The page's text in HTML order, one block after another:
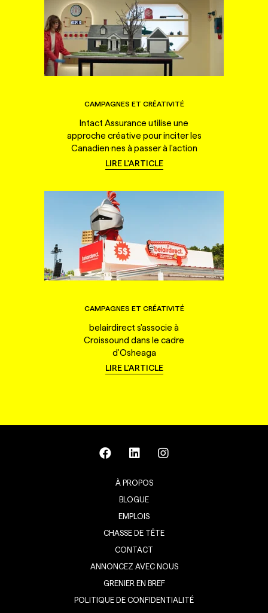
CAMPAGNES ET CRÉATIVITÉ
Intact Assurance utilise une
approche créative pour inciter les
Canadien·nes à passer à l'action
LIRE L'ARTICLE
CAMPAGNES ET CRÉATIVITÉ
belairdirect s'associe à
Croissound dans le cadre
d'Osheaga
LIRE L'ARTICLE
À PROPOS
BLOGUE
EMPLOIS
CHASSE DE TÊTE
CONTACT
ANNONCEZ AVEC NOUS
GRENIER EN BREF
POLITIQUE DE CONFIDENTIALITÉ